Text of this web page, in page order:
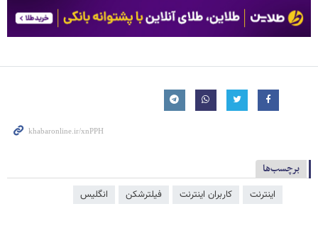
برچسب‌ها
اینترنت کاربران اینترنت فیلترشکن انگلیس